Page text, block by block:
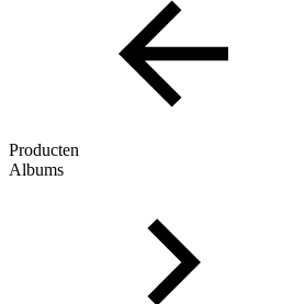
Producten
Albums